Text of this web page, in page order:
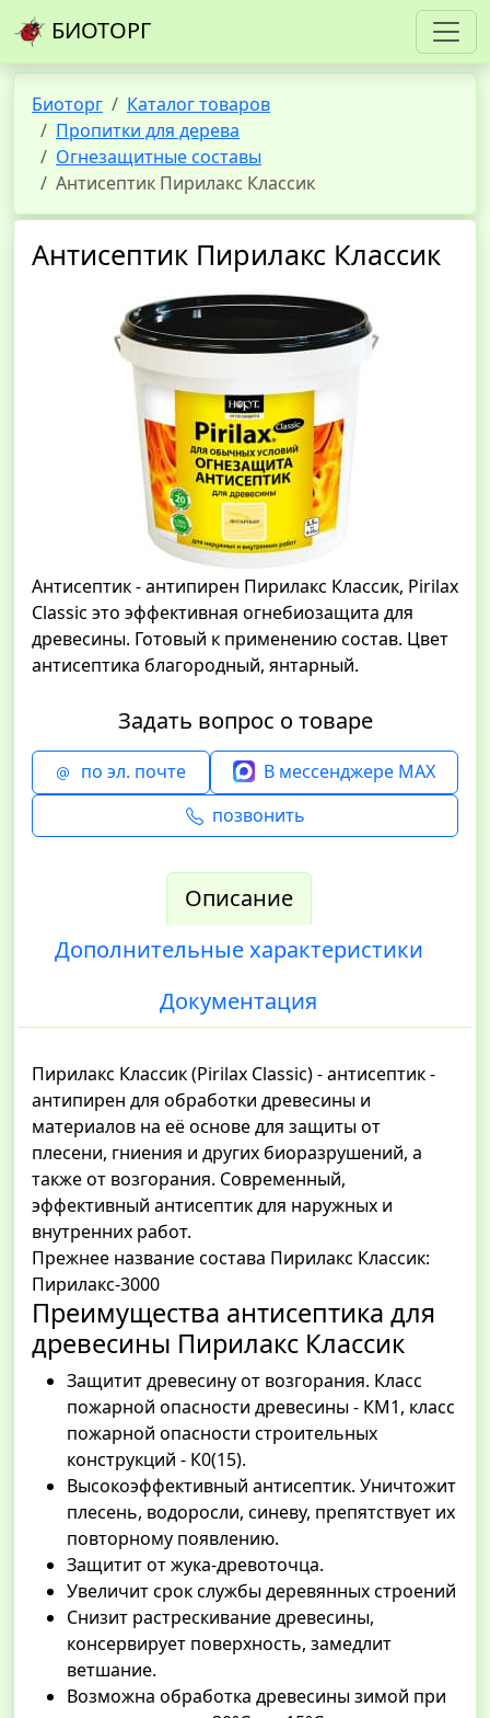
БИОТОРГ
Биоторг
Каталог товаров
Пропитки для дерева
Огнезащитные составы
Антисептик Пирилакс Классик
Антисептик Пирилакс Классик
Антисептик - антипирен Пирилакс Классик, Pirilax
Classic это эффективная огнебиозащита для
древесины. Готовый к применению состав. Цвет
антисептика благородный, янтарный.
Задать вопрос о товаре
по эл. почте
В мессенджере MAX
позвонить
Описание
Дополнительные характеристики
Документация
Пирилакс Классик (Pirilax Classic) - антисептик -
антипирен для обработки древесины и
материалов на её основе для защиты от
плесени, гниения и других биоразрушений, а
также от возгорания. Современный,
эффективный антисептик для наружных и
внутренних работ.
Прежнее название состава Пирилакс Классик:
Пирилакс-3000
Преимущества антисептика для
древесины Пирилакс Классик
Защитит древесину от возгорания. Класс
пожарной опасности древесины - КМ1, класс
пожарной опасности строительных
конструкций - К0(15).
Высокоэффективный антисептик. Уничтожит
плесень, водоросли, синеву, препятствует их
повторному появлению.
Защитит от жука-древоточца.
Увеличит срок службы деревянных строений
Снизит растрескивание древесины,
консервирует поверхность, замедлит
ветшание.
Возможна обработка древесины зимой при